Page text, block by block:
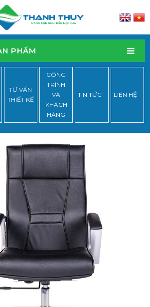
PHẨM
TƯ VẤN
THIẾT KẾ
CÔNG
TRÌNH
VÀ
KHÁCH
HÀNG
TIN TỨC LIÊN HỆ